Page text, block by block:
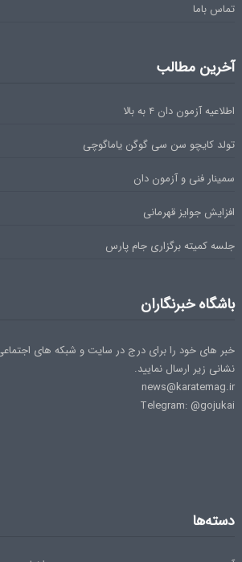
تماس باما
آخرین مطالب
اطلاعیه آزمون دان ۴ به بالا
تولد کایچو سن سی گوگن یاماگوچی
سمینار فنی و آزمون دان
افزایش جوایز قهرمانی
جلسه کمیته برگزاری جام پارس
باشگاه خبرنگاران
خبر های خود را برای درج در سایت و شبکه های اجتماعی
نشانی زیر ارسال نمایید.
news@karatemag.ir
Telegram: @gojukai
دسته‌ها